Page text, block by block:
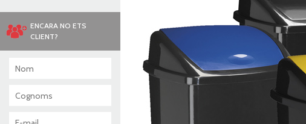
ENCARA NO ETS
CLIENT?